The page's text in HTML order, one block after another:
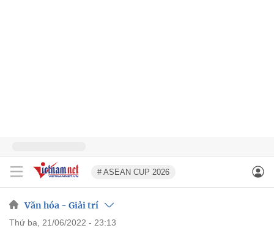
# ASEAN CUP 2026
Văn hóa - Giải trí
thứ ba, 21/06/2022 - 23:13